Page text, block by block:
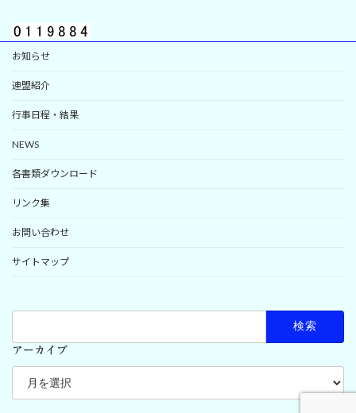
お知らせ
連盟紹介
行事日程・結果
NEWS
各書類ダウンロード
リンク集
お問い合わせ
サイトマップ
アーカイブ
ア